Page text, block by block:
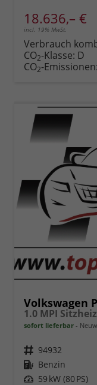
18.636,– €
incl. 19% MwSt.
Verbrauch
CO2-Klasse: D
CO2-Emissionen:
Volkswagen
sofort lieferbar
Fahrzeugnr. 94932
Kraftstoff Benzin
Leistung 59 kW (80 PS)